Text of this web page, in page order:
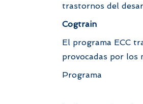
trastornos del
Cogtrain
El programa ECC
provocadas por los
Programa